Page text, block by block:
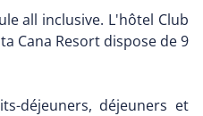
all inclusive. L'hôtel Club
Cana Resort dispose de 9
déjeuners, déjeuners et